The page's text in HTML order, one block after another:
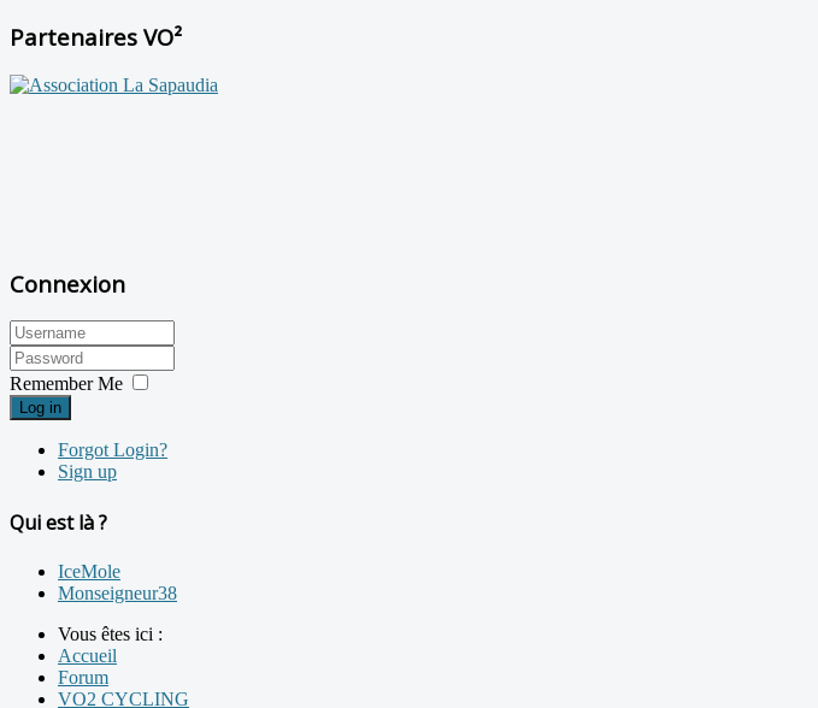
Partenaires VO²
Connexion
Remember Me
Log in
Forgot Login?
Sign up
Qui est là ?
IceMole
Monseigneur38
Vous êtes ici :
Accueil
Forum
VO2 CYCLING